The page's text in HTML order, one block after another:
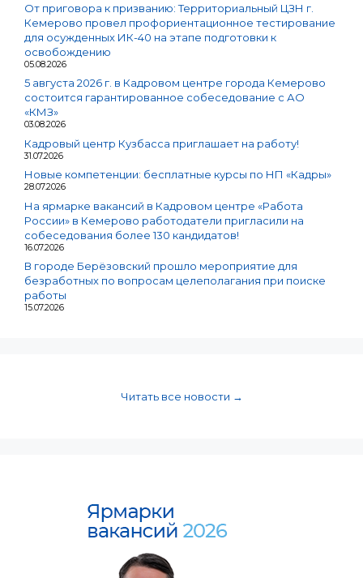
От приговора к призванию: Территориальный ЦЗН г.
Кемерово провел профориентационное тестирование
для осужденных ИК-40 на этапе подготовки к
освобождению
05.08.2026
5 августа 2026 г. в Кадровом центре города Кемерово
состоится гарантированное собеседование с АО
«КМЗ»
03.08.2026
Кадровый центр Кузбасса приглашает на работу!
31.07.2026
Новые компетенции: бесплатные курсы по НП «Кадры»
28.07.2026
На ярмарке вакансий в Кадровом центре «Работа
России» в Кемерово работодатели пригласили на
собеседования более 130 кандидатов!
16.07.2026
В городе Берёзовский прошло мероприятие для
безработных по вопросам целеполагания при поиске
работы
15.07.2026
Читать все новости →